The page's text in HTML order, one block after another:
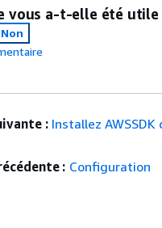
vous a-t-elle été utile
Non
: Installez AWSSDK
: Configuration